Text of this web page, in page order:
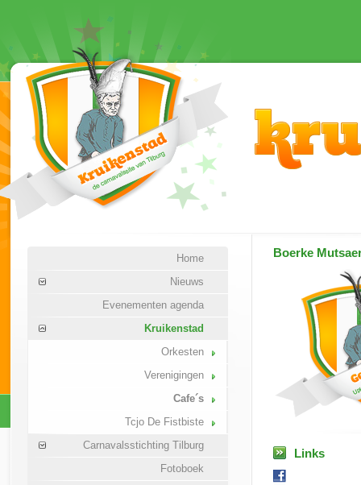
Home
Nieuws
Evenementen agenda
Kruikenstad
Orkesten
Verenigingen
Cafe´s
Tcjo De Fistbiste
Carnavalsstichting Tilburg
Fotoboek
Boerke
Links